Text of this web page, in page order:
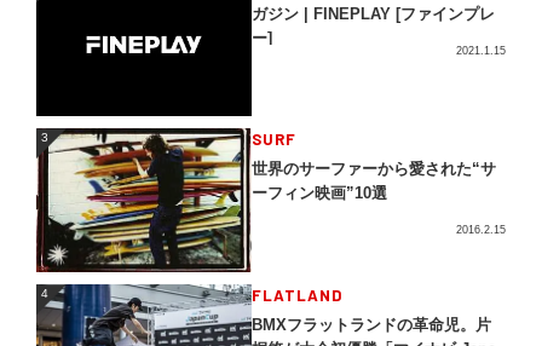
ガジン | FINEPLAY [ファインプレ
ー]
2021.1.15
3 SURF
世界のサーファーから愛された“サ
ーフィン映画”10選
2016.2.15
4 FLATLAND
BMXフラットランドの革命児。片